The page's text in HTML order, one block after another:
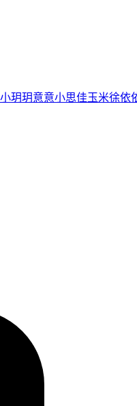
小玥玥意意小思佳玉米徐依